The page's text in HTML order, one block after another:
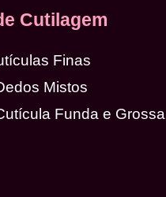
Cutilagem
Finas
Mistos
Funda e Grossa